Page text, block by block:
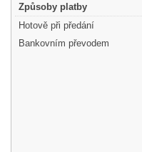
Způsoby platby
Hotově při předání
Bankovním převodem